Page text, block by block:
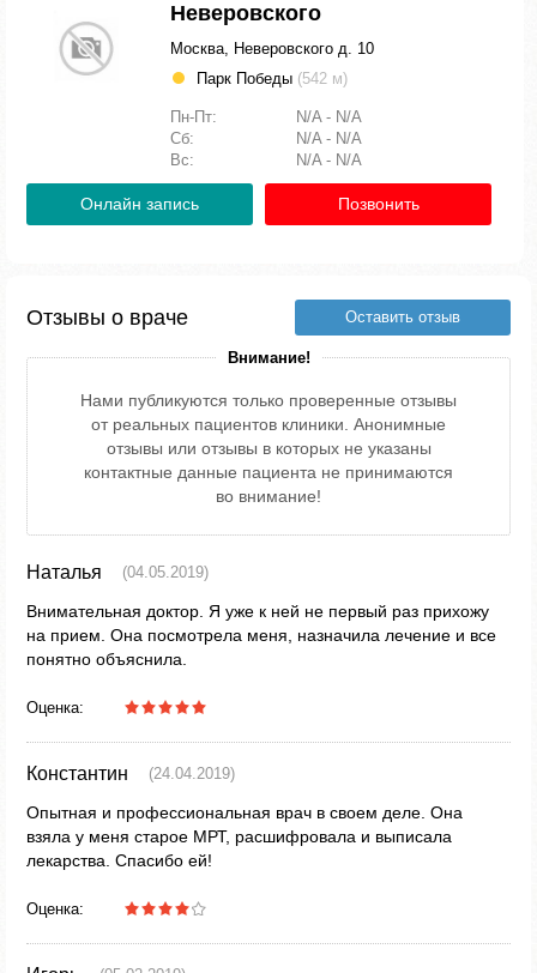
Неверовского
Москва, Неверовского д. 10
Парк Победы (542 м)
Пн-Пт:
N/A - N/A
Сб:
N/A - N/A
Вс:
N/A - N/A
Онлайн запись Позвонить
Отзывы о враче Оставить отзыв
Внимание!
Нами публикуются только проверенные отзывы
от реальных пациентов клиники. Анонимные
отзывы или отзывы в которых не указаны
контактные данные пациента не принимаются
во внимание!
Наталья (04.05.2019)
Внимательная доктор. Я уже к ней не первый раз прихожу
на прием. Она посмотрела меня, назначила лечение и все
понятно объяснила.
Оценка:
Константин (24.04.2019)
Опытная и профессиональная врач в своем деле. Она
взяла у меня старое МРТ, расшифровала и выписала
лекарства. Спасибо ей!
Оценка: